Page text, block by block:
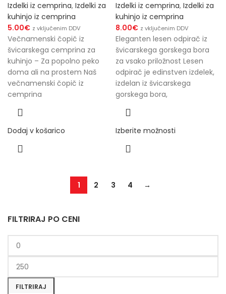
FILTRIRAJ PO CENI
FILTRIRAJ
Izdelki iz cemprina, Izdelki za
kuhinjo iz cemprina
5.00€ z vključenim DDV
Večnamenski čopič iz
švicarskega cemprina za
kuhinjo – Za popolno peko
doma ali na prostem Naš
večnamenski čopič iz
cemprina
Dodaj v košarico
Izdelki iz cemprina, Izdelki za
kuhinjo iz cemprina
8.00€ z vključenim DDV
Eleganten lesen odpirač iz
švicarskega gorskega bora
za vsako priložnost Lesen
odpirač je edinstven izdelek,
izdelan iz švicarskega
gorskega bora,
Izberite možnosti
1 2 3 4 →